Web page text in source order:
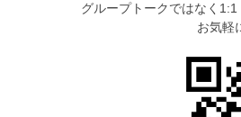
グループトークではなく
お気軽